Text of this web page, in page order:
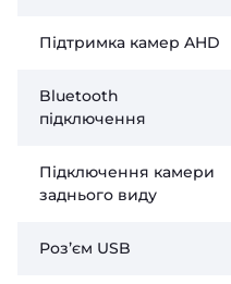
Підтримка камер AHD
Bluetooth
підключення
Підключення камери
заднього виду
Розʼєм USB